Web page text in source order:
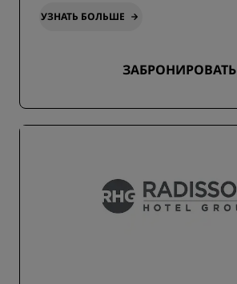
УЗНАТЬ БОЛЬШЕ
ЗАБРОНИРОВАТЬ